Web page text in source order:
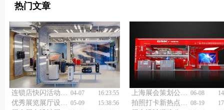
热门文章
连锁店快闪活动策划如何引爆社交圈？ 04-07 16:23:55 上海展会策划公司如何选择？ 06-08
优秀展览展厅设计公司和普通的差距有多大？ 05-09 15:38:56 拍照打卡新热点，上海线下快闪店活动策划如何美哭朋友圈！ 08-19